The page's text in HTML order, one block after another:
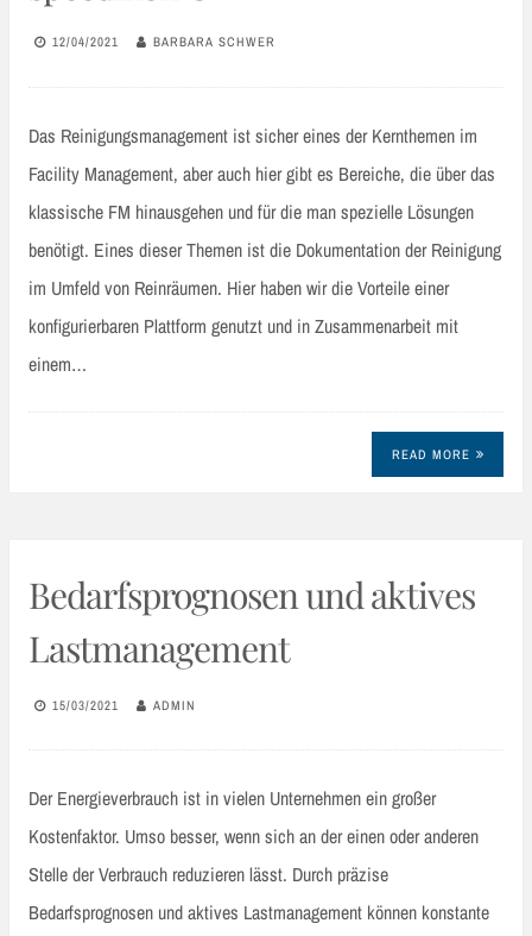
12/04/2021 BARBARA SCHWER
Das Reinigungsmanagement ist sicher eines der Kernthemen im
Facility Management, aber auch hier gibt es Bereiche, die über das
klassische FM hinausgehen und für die man spezielle Lösungen
benötigt. Eines dieser Themen ist die Dokumentation der Reinigung
im Umfeld von Reinräumen. Hier haben wir die Vorteile einer
konfigurierbaren Plattform genutzt und in Zusammenarbeit mit
einem…
READ MORE
Bedarfsprognosen und aktives
Lastmanagement
15/03/2021 ADMIN
Der Energieverbrauch ist in vielen Unternehmen ein großer
Kostenfaktor. Umso besser, wenn sich an der einen oder anderen
Stelle der Verbrauch reduzieren lässt. Durch präzise
Bedarfsprognosen und aktives Lastmanagement können konstante